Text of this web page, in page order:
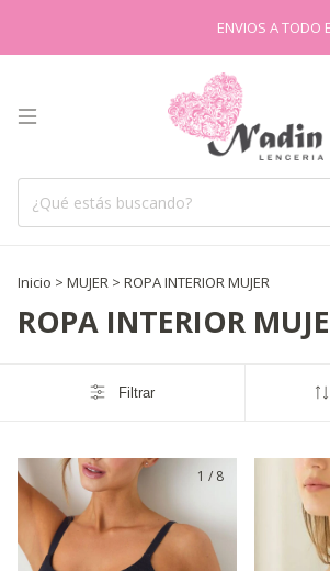
ENVIOS A TODO EL PAIS 3
Inicio > MUJER > ROPA INTERIOR MUJER
ROPA INTERIOR
Filtrar
1 / 8